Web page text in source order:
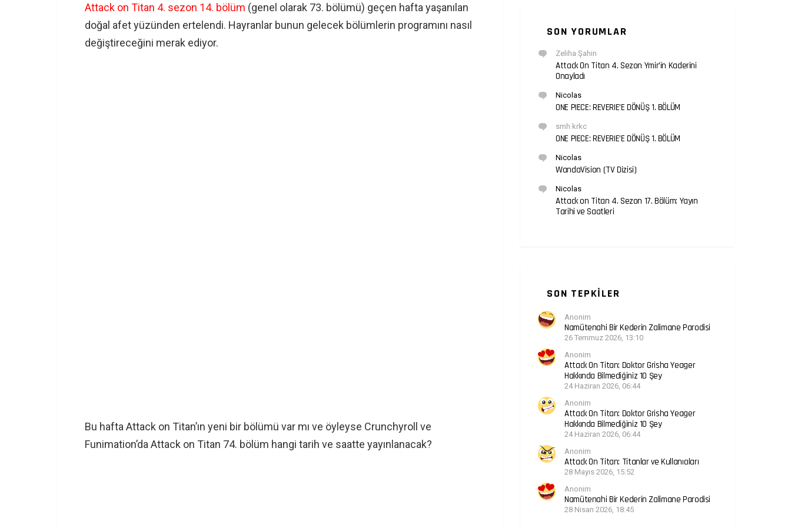
Attack on Titan 4. sezon 14. bölüm (genel olarak 73. bölümü) geçen hafta yaşanılan
doğal afet yüzünden ertelendi. Hayranlar bunun gelecek bölümlerin programını nasıl
değiştireceğini merak ediyor.
Bu hafta Attack on Titan’ın yeni bir bölümü var mı ve öyleyse Crunchyroll ve
Funimation’da Attack on Titan 74. bölüm hangi tarih ve saatte yayınlanacak?
SON YORUMLAR
Zeliha Şahin
Attack On Titan 4. Sezon Ymir’in Kaderini
Onayladı
Nicolas
ONE PIECE: REVERIE’E DÖNÜŞ 1. BÖLÜM
smh krkc
ONE PIECE: REVERIE’E DÖNÜŞ 1. BÖLÜM
Nicolas
WandaVision (TV Dizisi)
Nicolas
Attack on Titan 4. Sezon 17. Bölüm: Yayın
Tarihi ve Saatleri
SON TEPKILER
Anonim
Namütenahi Bir Kederin Zalimane Parodisi
26 Temmuz 2026, 13:10
Anonim
Attack On Titan: Doktor Grisha Yeager
Hakkında Bilmediğiniz 10 Şey
24 Haziran 2026, 06:44
Anonim
Attack On Titan: Doktor Grisha Yeager
Hakkında Bilmediğiniz 10 Şey
24 Haziran 2026, 06:44
Anonim
Attack On Titan: Titanlar ve Kullanıcıları
28 Mayıs 2026, 15:52
Anonim
Namütenahi Bir Kederin Zalimane Parodisi
28 Nisan 2026, 18:45